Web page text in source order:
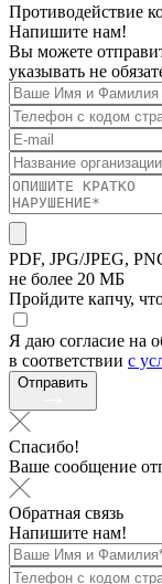
Противодействие
Напишите нам!
Вы можете
указывать не
PDF, JPG/JPEG,
не более 20 МБ
Пройдите капчу,
Я даю согласие на
в соответствии с
Отправить
Спасибо!
Ваше сообщение
Обратная связь
Напишите нам!